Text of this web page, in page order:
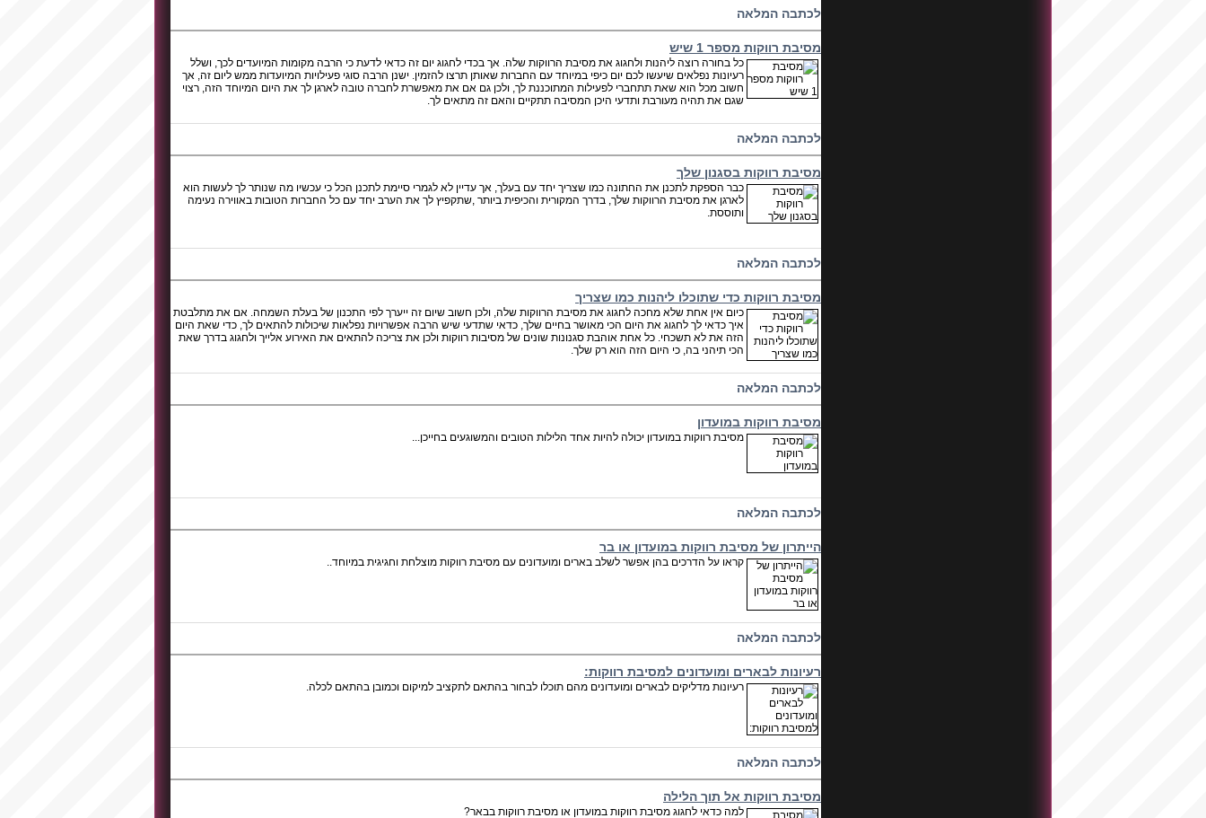
לכתבה המלאה
מסיבת רווקות מספר 1 שיש
כל בחורה רוצה ליהנות ולחגוג את מסיבת הרווקות שלה. אך בכדי לחגוג יום זה כדאי לדעת כי הרבה מקומות המיועדים לכך, ושלל
רעיונות נפלאים שיעשו לכם יום כיפי במיוחד עם החברות שאותן תרצו להזמין. ישנן הרבה סוגי פעילויות המיועדות ממש ליום זה, אך
חשוב מכל הוא שאת תתחברי לפעילות המתוכננת לך, ולכן גם אם את מאפשרת לחברה טובה לארגן לך את היום המיוחד הזה, רצוי
שגם את תהיה מעורבת ותדעי היכן המסיבה תתקיים והאם זה מתאים לך.
לכתבה המלאה
מסיבת רווקות בסגנון שלך
כבר הספקת לתכנן את החתונה כמו שצריך יחד עם בעלך, אך עדיין לא לגמרי סיימת לתכנן הכל כי עכשיו מה שנותר לך לעשות הוא
לארגן את מסיבת הרווקות שלך, בדרך המקורית והכיפית ביותר ,שתקפיץ לך את הערב יחד עם כל החברות הטובות באווירה נעימה
ותוססת.
לכתבה המלאה
מסיבת רווקות כדי שתוכלו ליהנות כמו שצריך
כיום אין אחת שלא מחכה לחגוג את מסיבת הרווקות שלה, ולכן חשוב שיום זה ייערך לפי התכנון של בעלת השמחה. אם את מתלבטת
איך כדאי לך לחגוג את היום הכי מאושר בחיים שלך, כדאי שתדעי שיש הרבה אפשרויות נפלאות שיכולות להתאים לך, כדי שאת היום
הזה את לא תשכחי. כל אחת אוהבת סגנונות שונים של מסיבות רווקות ולכן את צריכה להתאים את האירוע אלייך ולחגוג בדרך שאת
הכי תיהני בה, כי היום הזה הוא רק שלך.
לכתבה המלאה
מסיבת רווקות במועדון
מסיבת רווקות במועדון יכולה להיות אחד הלילות הטובים והמשוגעים בחייכן...
לכתבה המלאה
הייתרון של מסיבת רווקות במועדון או בר
קראו על הדרכים בהן אפשר לשלב בארים ומועדונים עם מסיבת רווקות מוצלחת וחגיגית במיוחד..
לכתבה המלאה
רעיונות לבארים ומועדונים למסיבת רווקות:
רעיונות מדליקים לבארים ומועדונים מהם תוכלו לבחור בהתאם לתקציב למיקום וכמובן בהתאם לכלה.
לכתבה המלאה
מסיבת רווקות אל תוך הלילה
למה כדאי לחגוג מסיבת רווקות במועדון או מסיבת רווקות בבאר?